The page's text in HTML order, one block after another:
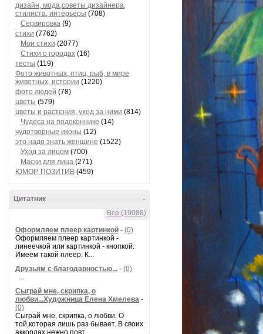
дизайн, мода,советы дизайнера,
стилиста, интерьеры (708)
Сервировка (9)
стихи (7762)
Мои стихи (2077)
Стихи о городах (16)
тесты (119)
Фото животных, птиц, рыб, в мире
животных, истории (1220)
фото людей (78)
цветы (579)
цветы и растения, уход за ними (814)
Чудеса на подоконнике (14)
чудотворные иконы (12)
это надо знать женщине (1522)
Уход за лицом (700)
Маски для лица (271)
ЮМОР, ПОЗИТИВ (459)
-
Цитатник
Все (19088)
Оформляем плеер картинкой - (0)
Оформляем плеер картинкой -
линеечкой или картинкой - кнопкой.
Имеем такой плеер: К...
Друзьям с благодарностью... - (0)
...
Сыграй мне, скрипка, о
любви...Художница Елена Хмелева -
(0)
Сыграй мне, скрипка, о любви, О
той,которая лишь раз бывает. В своих
аккордах нежно повт...